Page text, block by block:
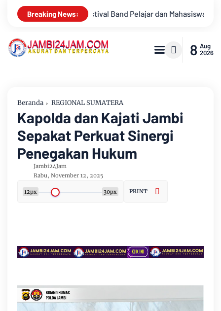
Breaking News:
OJK Provinsi Jambi 2026, Unjuk Kreativitas di
8 Aug
2026
Beranda REGIONAL SUMATERA
Kapolda dan Kajati Jambi
Sepakat Perkuat Sinergi
Penegakan Hukum
Jambi24Jam
Rabu, November 12, 2025
12px 30px PRINT